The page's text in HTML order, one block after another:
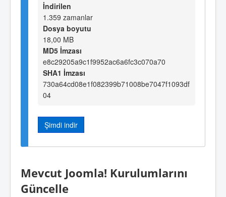
İndirilen
1.359 zamanlar
Dosya boyutu
18,00 MB
MD5 İmzası
e8c29205a9c1f9952ac6a6fc3c070a70
SHA1 İmzası
730a64cd08e1f082399b71008be7047f1093df
04
Şimdi indir
Mevcut Joomla! Kurulumlarını
Güncelle